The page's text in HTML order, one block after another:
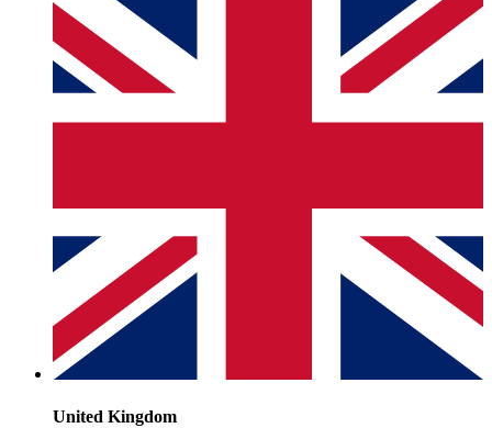
United Kingdom